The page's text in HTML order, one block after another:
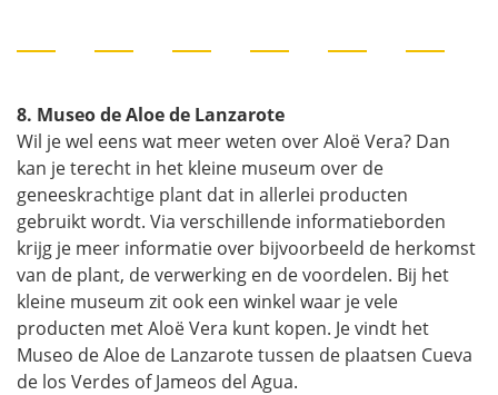
8. Museo de Aloe de Lanzarote
Wil je wel eens wat meer weten over Aloë Vera? Dan
kan je terecht in het kleine museum over de
geneeskrachtige plant dat in allerlei producten
gebruikt wordt. Via verschillende informatieborden
krijg je meer informatie over bijvoorbeeld de herkomst
van de plant, de verwerking en de voordelen. Bij het
kleine museum zit ook een winkel waar je vele
producten met Aloë Vera kunt kopen. Je vindt het
Museo de Aloe de Lanzarote tussen de plaatsen Cueva
de los Verdes of Jameos del Agua.